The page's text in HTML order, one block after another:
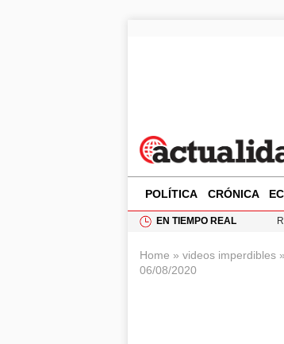
POLÍTICA CRÓNICA
EN TIEMPO REAL
Home » videos imperdibles »
06/08/2020